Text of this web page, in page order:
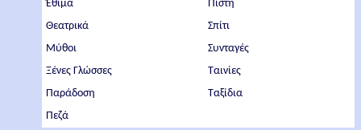
Έθιμα
Θεατρικά
Μύθοι
Ξένες Γλώσσες
Παράδοση
Πεζά
Πίστη
Σπίτι
Συνταγές
Ταινίες
Ταξίδια